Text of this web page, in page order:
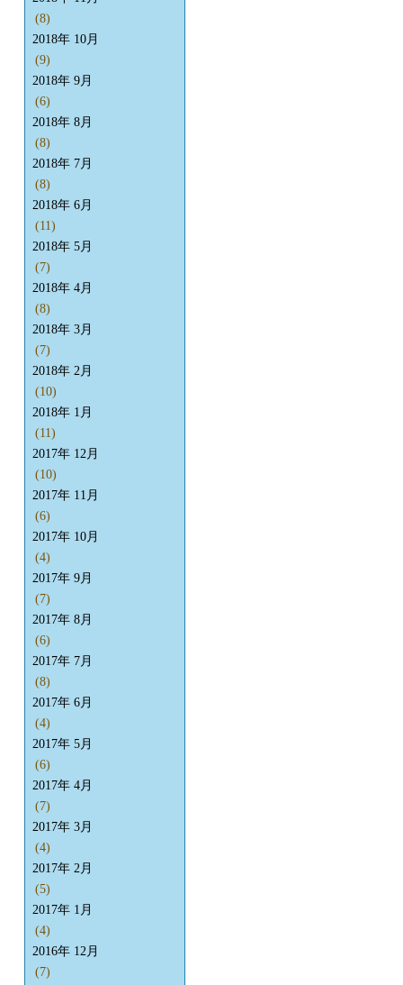
(8)
2018年 10月
(9)
2018年 9月
(6)
2018年 8月
(8)
2018年 7月
(8)
2018年 6月
(11)
2018年 5月
(7)
2018年 4月
(8)
2018年 3月
(7)
2018年 2月
(10)
2018年 1月
(11)
2017年 12月
(10)
2017年 11月
(6)
2017年 10月
(4)
2017年 9月
(7)
2017年 8月
(6)
2017年 7月
(8)
2017年 6月
(4)
2017年 5月
(6)
2017年 4月
(7)
2017年 3月
(4)
2017年 2月
(5)
2017年 1月
(4)
2016年 12月
(7)